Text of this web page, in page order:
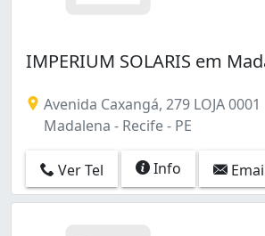
IMPERIUM SOLARIS em
Avenida Caxangá, 279 LOJA 0001
Madalena - Recife - PE
Ver Tel Info